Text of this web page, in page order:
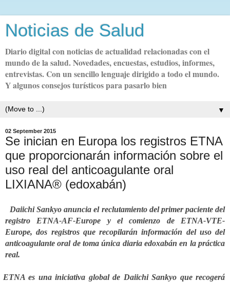
Noticias de Salud
Diario digital con noticias de actualidad relacionadas con el
mundo de la salud. Novedades, encuestas, estudios, informes,
entrevistas. Con un sencillo lenguaje dirigido a todo el mundo.
Y algunos consejos turísticos para pasarlo bien
▼
02 September 2015
Se inician en Europa los registros ETNA
que proporcionarán información sobre el
uso real del anticoagulante oral
LIXIANA® (edoxabán)
Sankyo anuncia el reclutamiento del primer paciente del
registro ETNA-AF-Europe y el comienzo de ETNA-VTE-
Europe, dos registros que recopilarán información del uso del
anticoagulante oral de toma única diaria edoxabán en la práctica
real.
ETNA es una iniciativa global de Daiichi Sankyo que recogerá